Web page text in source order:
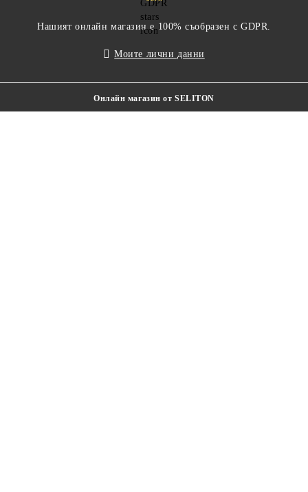
Нашият онлайн магазин е 100% съобразен с GDPR.
Моите лични данни
Онлайн магазин от SELITON